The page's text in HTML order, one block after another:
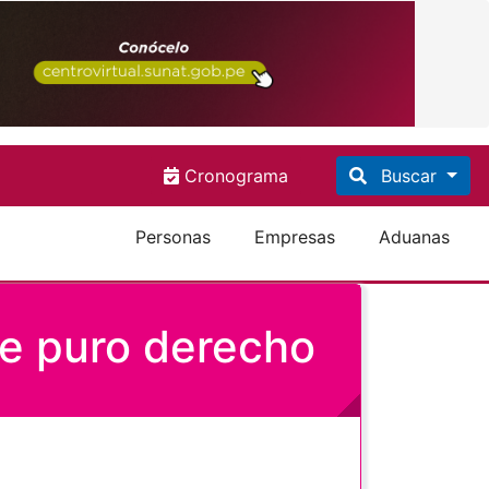
Cronograma Buscar
Personas Empresas Aduanas
puro derecho